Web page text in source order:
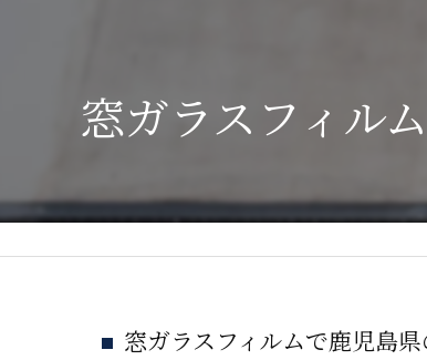
窓ガラスフィル
窓ガラスフィルムで鹿児島